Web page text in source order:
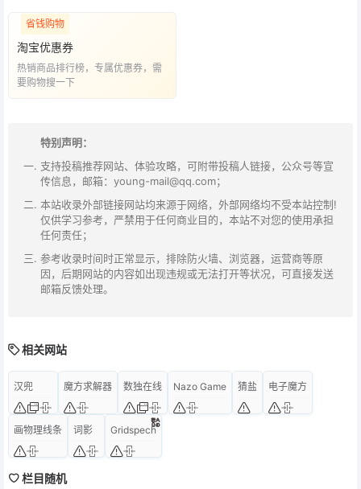
省钱购物
淘宝优惠券
热销商品排行榜，专属优惠券，需
要购物搜一下
特别声明：
支持投稿推荐网站、体验攻略，可附带投稿人链接，公众号等宣
传信息，邮箱：young-mail@qq.com；
本站收录外部链接网站均来源于网络，外部网络均不受本站控制!
仅供学习参考，严禁用于任何商业目的，本站不对您的使用承担
任何责任；
参考收录时间时正常显示，排除防火墙、浏览器，运营商等原
因，后期网站的内容如出现违规或无法打开等状况，可直接发送
邮箱反馈处理。
相关网站
汉兜 魔方求解器 数独在线 Nazo Game 猜盐 电子魔方
画物理线条 词影 Gridspech
栏目随机